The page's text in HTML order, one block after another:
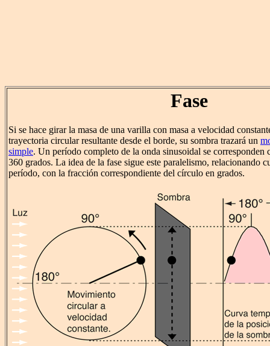
Fase
Si se hace girar la masa de una varilla con masa a velocidad
trayectoria circular resultante desde el borde, su sombra trazará un
simple. Un período completo de la onda sinusoidal se
360 grados. La idea de la fase sigue este paralelismo, relacionando
período, con la fracción correspondiente del círculo en grados.